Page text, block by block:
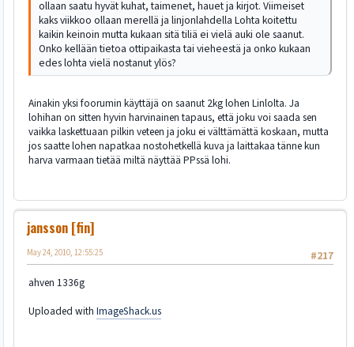
ollaan saatu hyvät kuhat, taimenet, hauet ja kirjot. Viimeiset
kaks viikkoo ollaan merellä ja linjonlahdella Lohta koitettu
kaikin keinoin mutta kukaan sitä tiliä ei vielä auki ole saanut.
Onko kellään tietoa ottipaikasta tai vieheestä ja onko kukaan
edes lohta vielä nostanut ylös?
Ainakin yksi foorumin käyttäjä on saanut 2kg lohen Linlolta. Ja
lohihan on sitten hyvin harvinainen tapaus, että joku voi saada sen
vaikka laskettuaan pilkin veteen ja joku ei välttämättä koskaan, mutta
jos saatte lohen napatkaa nostohetkellä kuva ja laittakaa tänne kun
harva varmaan tietää miltä näyttää PPssä lohi.
jansson [fin]
#217
May 24, 2010, 12:55:25
ahven 1336g
Uploaded with ImageShack.us